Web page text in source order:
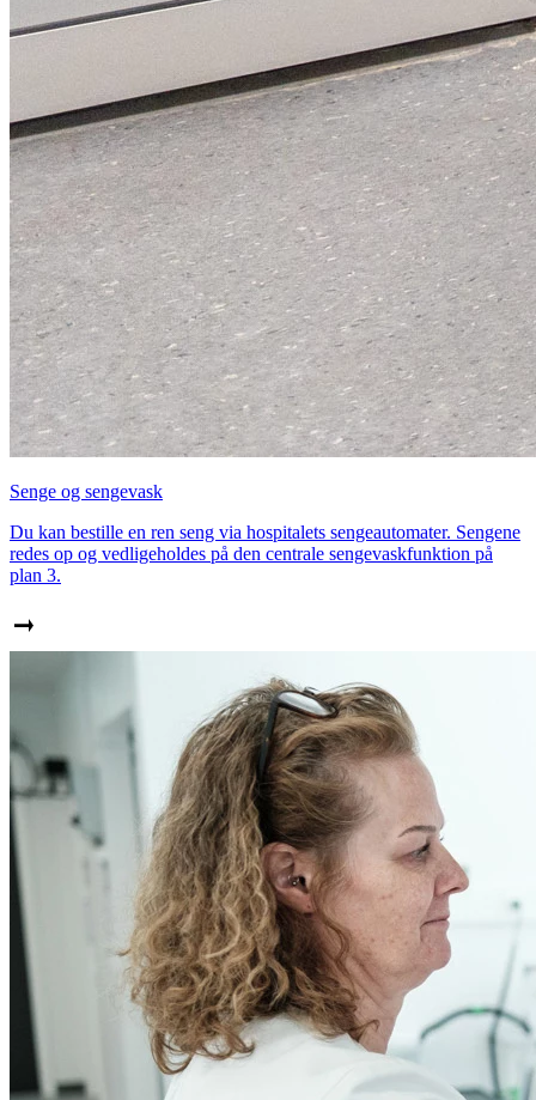
Senge og sengevask
Du kan bestille en ren seng via hospitalets sengeautomater. Sengene
redes op og vedligeholdes på den centrale sengevaskfunktion på
plan 3.